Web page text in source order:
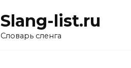
Slang-list.ru
Словарь сленга